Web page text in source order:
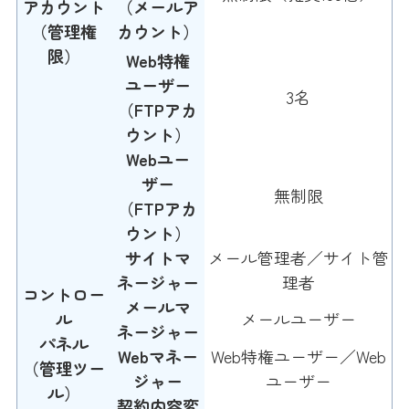
アカウント
（管理権
限）
（メールア
カウント）
Web特権
ユーザー
（FTPアカ
ウント）
3名
Webユー
ザー
（FTPアカ
ウント）
無制限
コントロー
ル
パネル
（管理ツー
ル）
サイトマ
ネージャー
メール管理者／サイト管
理者
メールマ
ネージャー
メールユーザー
Webマネー
ジャー
Web特権ユーザー／Web
ユーザー